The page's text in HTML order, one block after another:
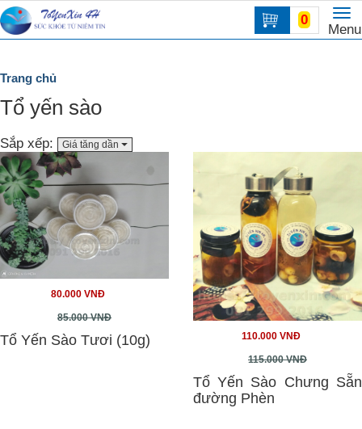
Menu
0
Trang
chủ
DANH
MỤC
Trang chủ
Tổ yến sào
Sắp xếp: Giá tăng dần
80.000 VNĐ
85.000 VNĐ
Tổ Yến Sào Tươi (10g) 110.000 VNĐ
115.000 VNĐ
Tổ Yến Sào Chưng Sẵn
đường Phèn